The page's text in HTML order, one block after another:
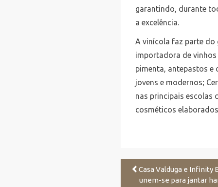
garantindo, durante
a excelência.
A vinícola faz parte do
importadora de
pimenta, antepastos e
jovens e modernos;
nas principais escolas
cosméticos
Casa Valduga e Infinity
unem-se para jantar